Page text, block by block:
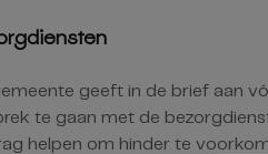
geeft in de brief aan
te gaan met de
helpen om hinder te